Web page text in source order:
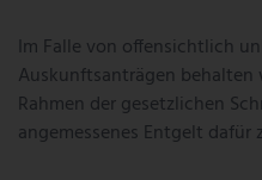
Im Falle von offensichtlich
Auskunftsanträgen
Rahmen der gesetzlichen
angemessenes Entgelt dafür